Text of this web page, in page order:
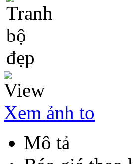
Xem ảnh to
Mô tả